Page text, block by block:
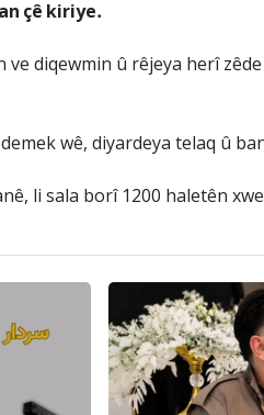
çê kiriye.
diqewmin û rêjeya herî
wê, diyardeya telaq û
li sala borî 1200 haletên